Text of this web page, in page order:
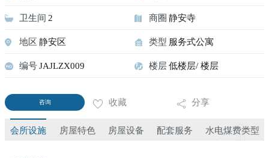
卫生间 2 商圈 静安寺
地区 静安区 类型 服务式公寓
编号JAJLZX009 楼层低楼层/ 楼层
咨询 收藏 分享
会所设施 房屋特色 房屋设备 配套服务 水电煤费类型